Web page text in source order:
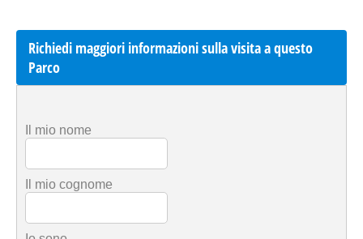
Richiedi maggiori informazioni sulla visita a questo
Parco
Il mio nome
Il mio cognome